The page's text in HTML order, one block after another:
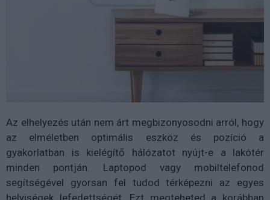
Az elhelyezés után nem árt megbizonyosodni arról, hogy
az elméletben optimális eszköz és pozíció a
gyakorlatban is kielégítő hálózatot nyújt-e a lakótér
minden pontján. Laptopod vagy mobiltelefonod
segítségével gyorsan fel tudod térképezni az egyes